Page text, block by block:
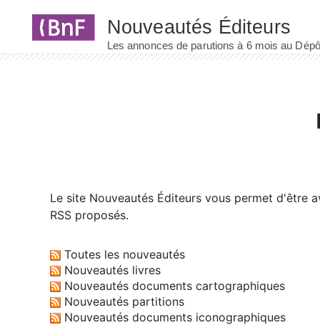
Le site Nouveautés Éditeurs vous permet d'être
RSS proposés.
Toutes les nouveautés
Nouveautés livres
Nouveautés documents cartographiques
Nouveautés partitions
Nouveautés documents iconographiques